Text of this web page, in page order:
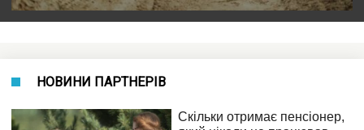
НОВИНИ ПАРТНЕРІВ